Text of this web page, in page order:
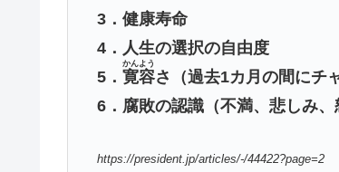
3．健康寿命
4．人生の選択の自由度
5．寛容
かんよう
さ（過去1カ月の間にチ
6．腐敗の認識（不満、悲しみ
https://president.jp/articles/-/44422?page=2